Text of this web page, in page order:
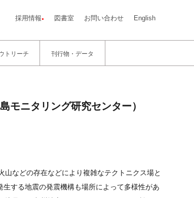
採用情報 図書室 お問い合わせ English
トリーチ 刊行物・データ
モニタリング研究センター）
などの存在などにより複雑なテクトニクス場と
する地震の発震機構も場所によって多様性があ